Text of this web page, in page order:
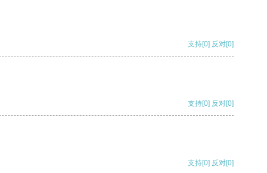
支持[0] 反对[0]
支持[0] 反对[0]
支持[0] 反对[0]